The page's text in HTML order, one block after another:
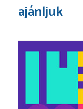
ajánljuk